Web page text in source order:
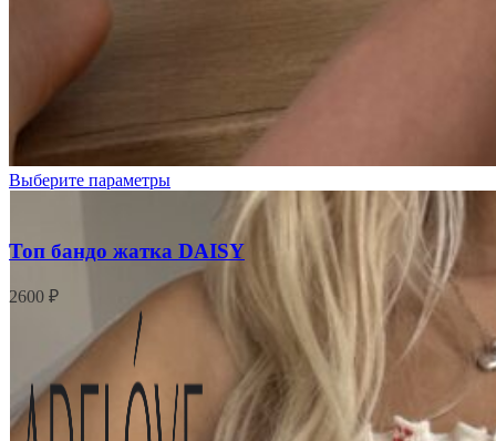
Выберите параметры
Топ бандо жатка DAISY
2600 ₽